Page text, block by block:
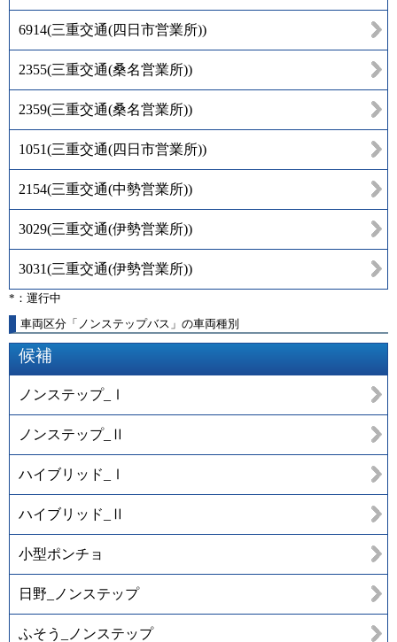
6914(三重交通(四日市営業所))
2355(三重交通(桑名営業所))
2359(三重交通(桑名営業所))
1051(三重交通(四日市営業所))
2154(三重交通(中勢営業所))
3029(三重交通(伊勢営業所))
3031(三重交通(伊勢営業所))
*：運行中
車両区分「ノンステップバス」の車両種別
候補
ノンステップ_Ⅰ
ノンステップ_Ⅱ
ハイブリッド_Ⅰ
ハイブリッド_Ⅱ
小型ポンチョ
日野_ノンステップ
ふそう_ノンステップ